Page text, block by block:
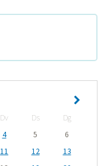
Dv Ds
Dg
4 5
6
11 12
13